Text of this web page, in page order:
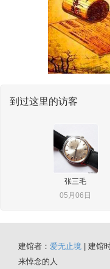
到过这里的访客
张三毛
05月06日
建馆者： 爱无止境 | 建馆
来悼念的人